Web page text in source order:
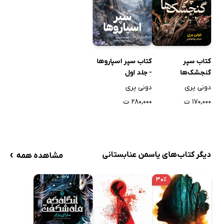
کتاب سپر
گنجشک‌ها
دونی پری
۱۷۰,۰۰۰ ت
کتاب سپر اسپاروها
- جلد اول
دونی پری
۲۸۰,۰۰۰ ت
دیگر کتاب‌های یاسمن عنابستانی مشاهده همه ›
۳۰٪